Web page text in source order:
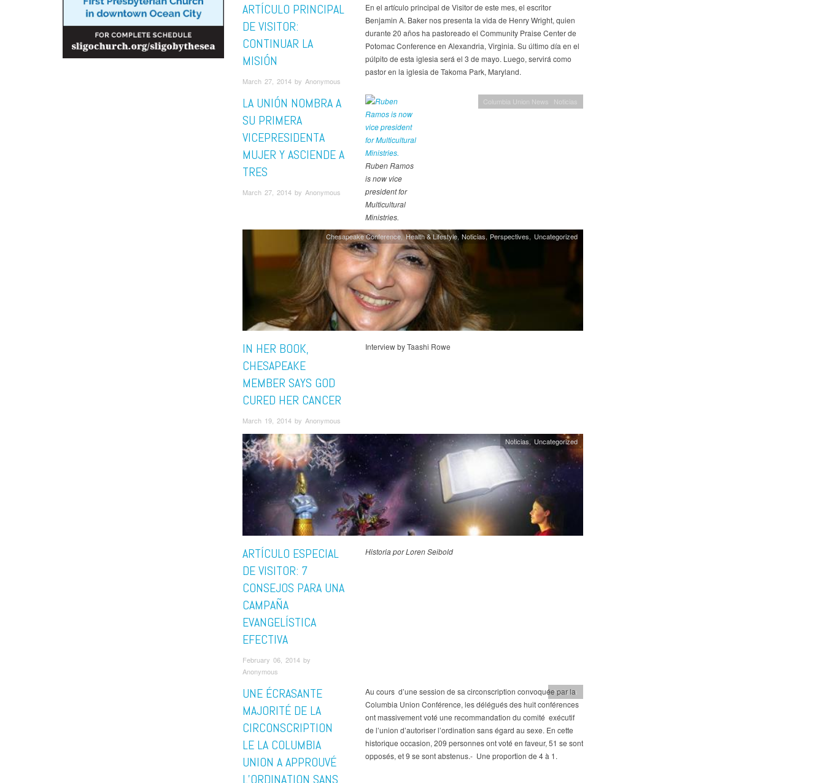
ARTÍCULO PRINCIPAL
DE VISITOR:
CONTINUAR LA
MISIÓN
March 27, 2014 by Anonymous
En el artículo principal de Visitor de este mes, el escritor
Benjamin A. Baker nos presenta la vida de Henry Wright, quien
durante 20 años ha pastoreado el Community Praise Center de
Potomac Conference en Alexandria, Virginia. Su último día en el
púlpito de esta iglesia será el 3 de mayo. Luego, servirá como
pastor en la iglesia de Takoma Park, Maryland.
Columbia Union News Noticias
LA UNIÓN NOMBRA A
SU PRIMERA
VICEPRESIDENTA
MUJER Y ASCIENDE A
TRES
March 27, 2014 by Anonymous
Ruben Ramos
is now vice
president for
Multicultural
Ministries.
Chesapeake Conference Health & Lifestyle Noticias Perspectives Uncategorized
IN HER BOOK,
CHESAPEAKE
MEMBER SAYS GOD
CURED HER CANCER
March 19, 2014 by Anonymous
Interview by Taashi Rowe
Noticias Uncategorized
ARTÍCULO ESPECIAL
DE VISITOR: 7
CONSEJOS PARA UNA
CAMPAÑA
EVANGELÍSTICA
EFECTIVA
February 06, 2014 by
Anonymous
Historia por Loren Seibold
Noticias
UNE ÉCRASANTE
MAJORITÉ DE LA
CIRCONSCRIPTION
LE LA COLUMBIA
UNION A APPROUVÉ
L’ORDINATION SANS
Au cours d’une session de sa circonscription convoquée par la
Columbia Union Conférence, les délégués des huit conférences
ont massivement voté une recommandation du comité exécutif
de l’union d’autoriser l’ordination sans égard au sexe. En cette
historique occasion, 209 personnes ont voté en faveur, 51 se sont
opposés, et 9 se sont abstenus.- Une proportion de 4 à 1.